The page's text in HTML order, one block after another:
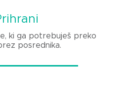
ki ga potrebuješ preko
posrednika.